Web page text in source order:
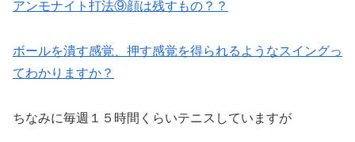
アンモナイト打法⑨顔は残すもの？？
ボールを潰す感覚、押す感覚を得られるようなスイングっ
てわかりますか？
ちなみに毎週１５時間くらいテニスしていますが